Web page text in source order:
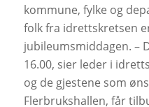
kommune, fylke og
folk fra idrettskretsen
jubileumsmiddagen. –
16.00, sier leder i
og de gjestene som
Flerbrukshallen, får